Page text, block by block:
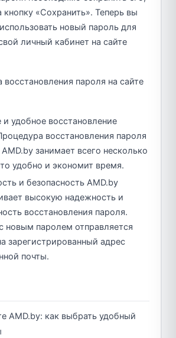
кнопку «Сохранить». Теперь вы
новый пароль для
личный кабинет на сайте
пароля на сайте
удобное восстановление
восстановления пароля
AMD.by занимает всего несколько
удобно и экономит время.
и безопасность AMD.by
высокую надежность и
восстановления пароля.
новым паролем отправляется
зарегистрированный адрес
почты.
AMD.by: как выбрать удобный